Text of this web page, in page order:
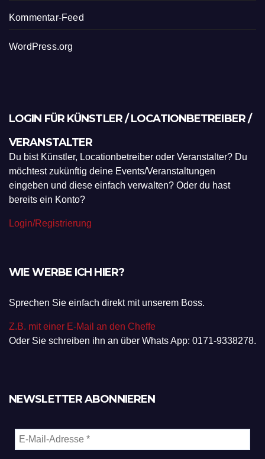
Kommentar-Feed
WordPress.org
LOGIN FÜR KÜNSTLER / LOCATIONBETREIBER /
VERANSTALTER
Du bist Künstler, Locationbetreiber oder Veranstalter? Du
möchtest zukünftig deine Events/Veranstaltungen
eingeben und diese einfach verwalten? Oder du hast
bereits ein Konto?
Login/Registrierung
WIE WERBE ICH HIER?
Sprechen Sie einfach direkt mit unserem Boss.
Z.B. mit einer E-Mail an den Cheffe
Oder Sie schreiben ihn an über Whats App: 0171-9338278.
NEWSLETTER ABONNIEREN